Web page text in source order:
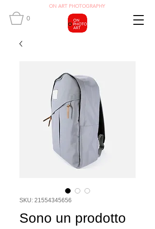
0
ON ART PHOTOGRAPHY
SKU: 21554345656
Sono un prodotto